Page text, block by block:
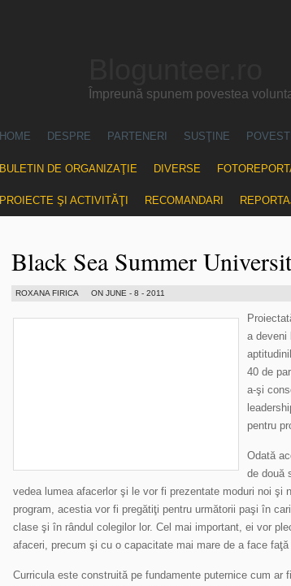
Împreună spunem povestea
HOME DESPRE PARTENERI SUSŢINE
BULETIN DE ORGANIZAŢIE DIVERSE
PROIECTE ŞI ACTIVITĂŢI RECOMANDARI
Black Sea Summer
ROXANA FIRICA ON JUNE - 8 - 2011
a deveni
40 de
a-şi
pentru
Odată
de două
vedea lumea afacerlor şi le vor fi prezentate moduri noi şi
program, acestia vor fi pregătiţi pentru următorii paşi în
clase şi în rândul colegilor lor. Cel mai important, ei vor
afaceri, precum şi cu o capacitate mai mare de a face
Curricula este construită pe fundamente puternice cum ar